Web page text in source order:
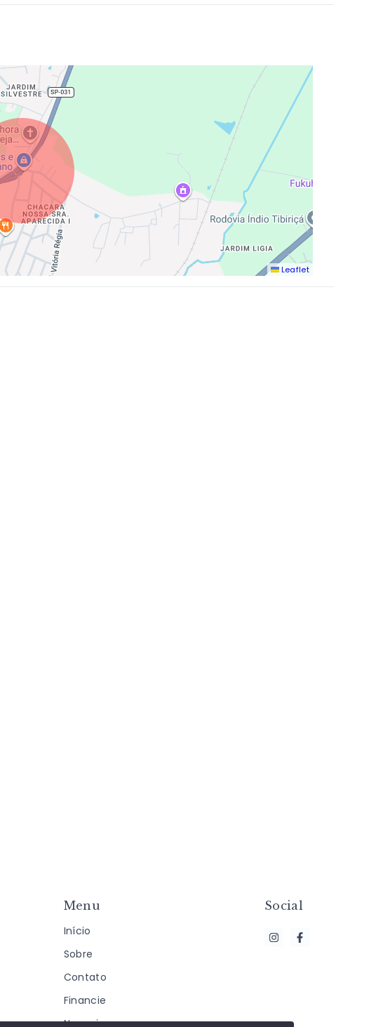
Leaflet
Menu
Início
Sobre
Contato
Financie
Negocie seu
Social